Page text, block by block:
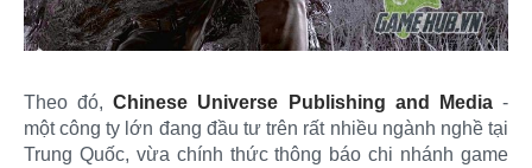
Theo đó,Chinese Universe Publishing and Media-
một công ty lớn đang đầu tư trên rất nhiều ngành nghề tại
Trung Quốc, vừa chính thức thông báo chi nhánh game